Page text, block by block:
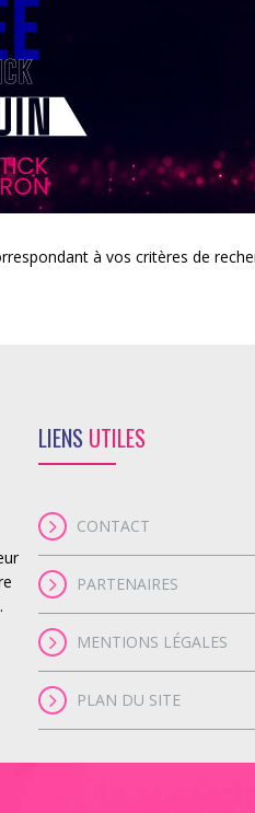
à vos critères de
LIENS UTILES
CONTACT
PARTENAIRES
MENTIONS LÉGALES
PLAN DU SITE